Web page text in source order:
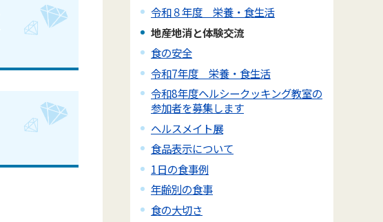
令和８年度 栄養・食生活
地産地消と体験交流
食の安全
令和7年度 栄養・食生活
令和8年度ヘルシークッキング教室の
参加者を募集します
ヘルスメイト展
食品表示について
1日の食事例
年齢別の食事
食の大切さ